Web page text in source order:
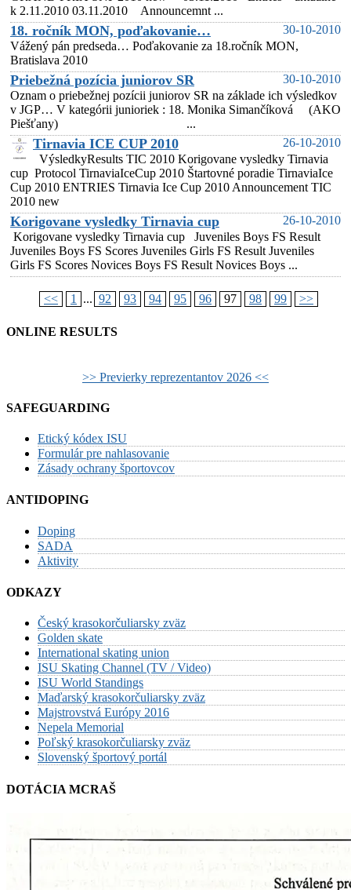
k 2.11.2010 03.11.2010 Announcemnt ...
18. ročník MON, poďakovanie…
30-10-2010
Vážený pán predseda… Poďakovanie za 18.ročník MON,
Bratislava 2010
Priebežná pozícia juniorov SR
30-10-2010
Oznam o priebežnej pozícii juniorov SR na základe ich výsledkov
v JGP… V kategórii junioriek : 18. Monika Simančíková (AKO
Piešťany) ...
Tirnavia ICE CUP 2010
26-10-2010
VýsledkyResults TIC 2010 Korigovane vysledky Tirnavia
cup Protocol TirnaviaIceCup 2010 Štartovné poradie TirnaviaIce
Cup 2010 ENTRIES Tirnavia Ice Cup 2010 Announcement TIC
2010 new
Korigovane vysledky Tirnavia cup
26-10-2010
Korigovane vysledky Tirnavia cup Juveniles Boys FS Result
Juveniles Boys FS Scores Juveniles Girls FS Result Juveniles
Girls FS Scores Novices Boys FS Result Novices Boys ...
<< 1 ... 92 93 94 95 96 97 98 99 >>
ONLINE RESULTS
>> Previerky reprezentantov 2026 <<
SAFEGUARDING
Etický kódex ISU
Formulár pre nahlasovanie
Zásady ochrany športovcov
ANTIDOPING
Doping
SADA
Aktivity
ODKAZY
Český krasokorčuliarsky zväz
Golden skate
International skating union
ISU Skating Channel (TV / Video)
ISU World Standings
Maďarský krasokorčuliarsky zväz
Majstrovstvá Európy 2016
Nepela Memorial
Poľský krasokorčuliarsky zväz
Slovenský športový portál
DOTÁCIA MCRAŠ